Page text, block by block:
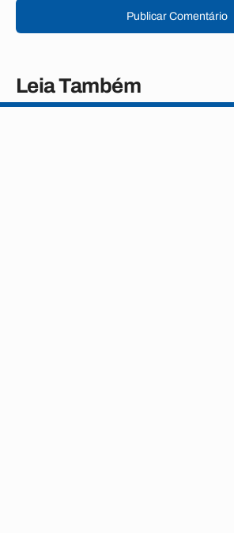
Publicar Comentário
Leia Também